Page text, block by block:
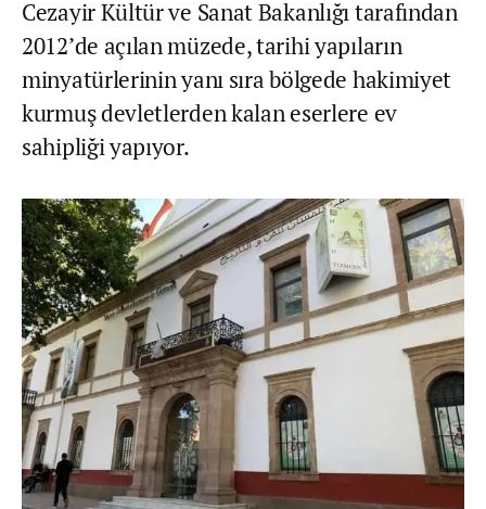
Cezayir Kültür ve Sanat Bakanlığı tarafından
2012’de açılan müzede, tarihi yapıların
minyatürlerinin yanı sıra bölgede hakimiyet
kurmuş devletlerden kalan eserlere ev
sahipliği yapıyor.